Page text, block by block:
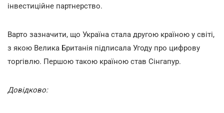
інвестиційне партнерство.
Варто зазначити, що Україна стала другою країною у світі,
з якою Велика Британія підписала Угоду про цифрову
торгівлю. Першою такою країною став Сінгапур.
Довідково: